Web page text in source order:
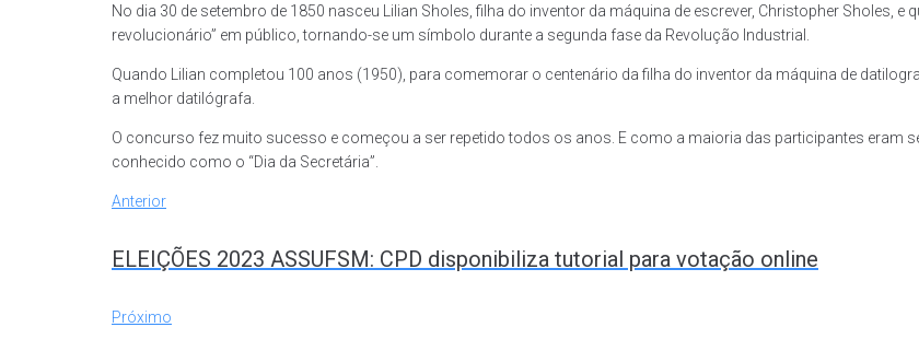
No dia 30 de setembro de 1850 nasceu Lilian Sholes, filha do inventor da máquina de escrever, Christopher Sholes, e
revolucionário” em público, tornando-se um símbolo durante a segunda fase da Revolução Industrial.
Quando Lilian completou 100 anos (1950), para comemorar o centenário da filha do inventor da máquina de
a melhor datilógrafa.
O concurso fez muito sucesso e começou a ser repetido todos os anos. E como a maioria das participantes eram
conhecido como o “Dia da Secretária”.
Anterior
ELEIÇÕES 2023 ASSUFSM: CPD disponibiliza tutorial para votação online
Próximo